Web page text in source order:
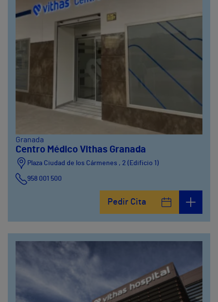
Granada
Centro Médico Vithas Granada
Plaza Ciudad de los Cármenes , 2 (Edificio 1)
958 001 500
Pedir Cita